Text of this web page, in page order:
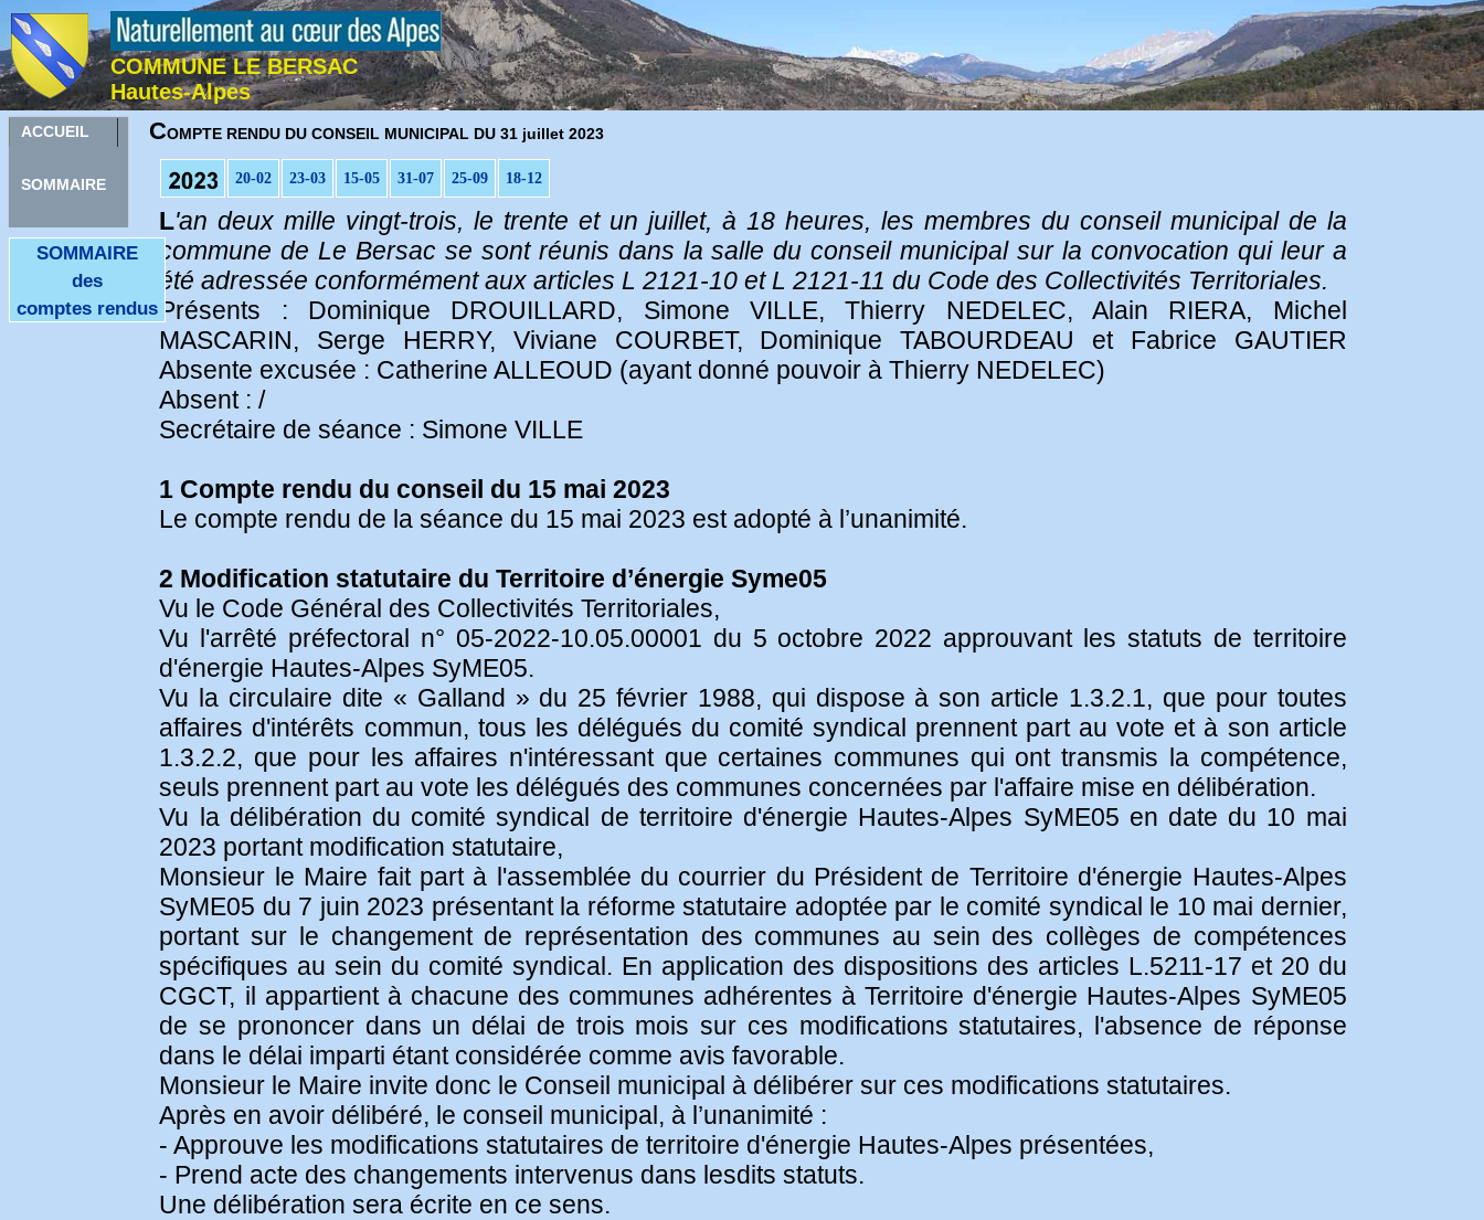
COMMUNE LE BERSAC
Hautes-Alpes
ACCUEIL
SOMMAIRE
COMPTE RENDU DU CONSEIL MUNICIPAL DU 31 juillet 2023
SOMMAIRE
des
comptes rendus
20-02 23-03 15-05 31-07 25-09 18-12
L'an deux mille vingt-trois, le trente et un juillet, à 18 heures, les membres du conseil municipal de la
commune de Le Bersac se sont réunis dans la salle du conseil municipal sur la convocation qui leur a
été adressée conformément aux articles L 2121-10 et L 2121-11 du Code des Collectivités Territoriales.
Présents : Dominique DROUILLARD, Simone VILLE, Thierry NEDELEC, Alain RIERA, Michel
MASCARIN, Serge HERRY, Viviane COURBET, Dominique TABOURDEAU et Fabrice GAUTIER
Absente excusée : Catherine ALLEOUD (ayant donné pouvoir à Thierry NEDELEC)
Absent : /
Secrétaire de séance : Simone VILLE
1 Compte rendu du conseil du 15 mai 2023
Le compte rendu de la séance du 15 mai 2023 est adopté à l’unanimité.
2 Modification statutaire du Territoire d’énergie Syme05
Vu le Code Général des Collectivités Territoriales,
Vu l'arrêté préfectoral n° 05-2022-10.05.00001 du 5 octobre 2022 approuvant les statuts de territoire
d'énergie Hautes-Alpes SyME05.
Vu la circulaire dite « Galland » du 25 février 1988, qui dispose à son article 1.3.2.1, que pour toutes
affaires d'intérêts commun, tous les délégués du comité syndical prennent part au vote et à son article
1.3.2.2, que pour les affaires n'intéressant que certaines communes qui ont transmis la compétence,
seuls prennent part au vote les délégués des communes concernées par l'affaire mise en délibération.
Vu la délibération du comité syndical de territoire d'énergie Hautes-Alpes SyME05 en date du 10 mai
2023 portant modification statutaire,
Monsieur le Maire fait part à l'assemblée du courrier du Président de Territoire d'énergie Hautes-Alpes
SyME05 du 7 juin 2023 présentant la réforme statutaire adoptée par le comité syndical le 10 mai dernier,
portant sur le changement de représentation des communes au sein des collèges de compétences
spécifiques au sein du comité syndical. En application des dispositions des articles L.5211-17 et 20 du
CGCT, il appartient à chacune des communes adhérentes à Territoire d'énergie Hautes-Alpes SyME05
de se prononcer dans un délai de trois mois sur ces modifications statutaires, l'absence de réponse
dans le délai imparti étant considérée comme avis favorable.
Monsieur le Maire invite donc le Conseil municipal à délibérer sur ces modifications statutaires.
Après en avoir délibéré, le conseil municipal, à l’unanimité :
- Approuve les modifications statutaires de territoire d'énergie Hautes-Alpes présentées,
- Prend acte des changements intervenus dans lesdits statuts.
Une délibération sera écrite en ce sens.